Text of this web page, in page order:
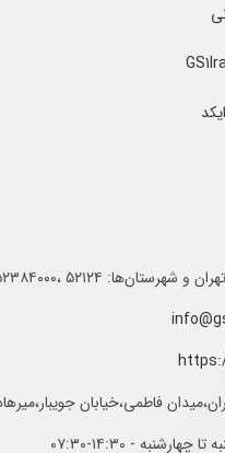
۵۲۱۲۴ ،۰۲۱۵۲۳۸۴۰۰۰
فاطمی،خیابان
- ۱۴:۳۰-۰۷:۳۰